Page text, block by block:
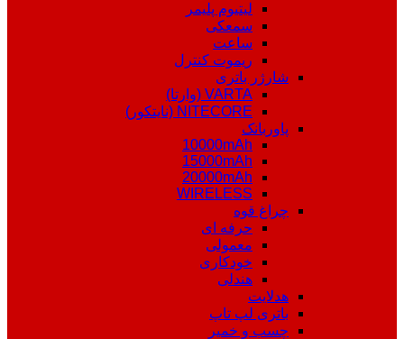
لیتیوم پلیمر
سمعکی
ساعت
ریموت کنترل
شارژر باتری
VARTA (وارتا)
NITECORE (نایتکور)
پاوربانک
10000mAh
15000mAh
20000mAh
WIRELESS
چراغ قوه
حرفه ای
معمولی
خودکاری
هندلی
هدلایت
باتری لپ تاپ
چسب و خمیر